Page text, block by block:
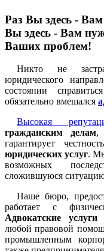
Раз Вы здесь -
Вы здесь - Вам
Ваших проблем!
Никто не
юридического
состоянии
обязательно вмешался
Высокая
гражданским делам
гарантирует
юридических услуг.
возможных
сложившуюся
Наше бюро,
работает с
Адвокатские услуги
любой правовой
промышленным